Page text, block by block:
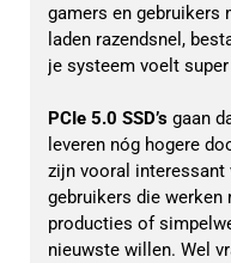
gamers en gebruikers
laden razendsnel,
je systeem voelt
PCIe 5.0 SSD’s gaan
leveren nóg hogere
zijn vooral interessant
gebruikers die werken
producties of
nieuwste willen. Wel